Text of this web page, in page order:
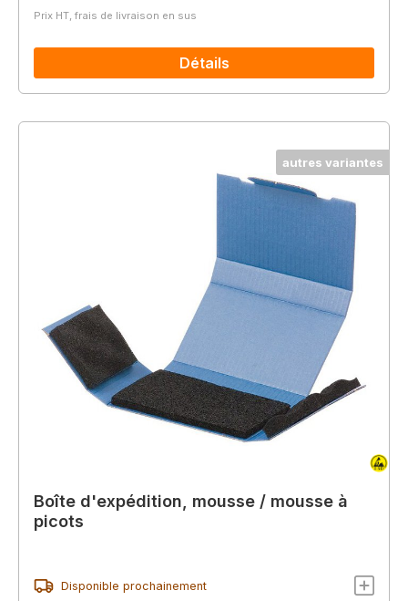
Prix HT, frais de livraison en sus
Détails
autres variantes
Boîte d'expédition, mousse / mousse à
picots
Disponible prochainement